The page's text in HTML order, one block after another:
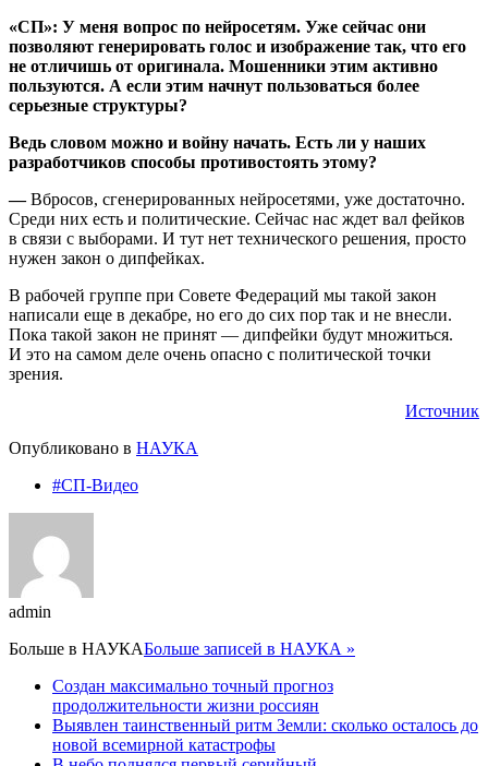
«СП»: У меня вопрос по нейросетям. Уже сейчас они
позволяют генерировать голос и изображение так, что его
не отличишь от оригинала. Мошенники этим активно
пользуются. А если этим начнут пользоваться более
серьезные структуры?
Ведь словом можно и войну начать. Есть ли у наших
разработчиков способы противостоять этому?
—Вбросов, сгенерированных нейросетями, уже достаточно.
Среди них есть и политические. Сейчас нас ждет вал фейков
в связи с выборами. И тут нет технического решения, просто
нужен закон о дипфейках.
В рабочей группе при Совете Федераций мы такой закон
написали еще в декабре, но его до сих пор так и не внесли.
Пока такой закон не принят — дипфейки будут множиться.
И это на самом деле очень опасно с политической точки
зрения.
Источник
Опубликовано в НАУКА
#СП-Видео
admin
Больше в НАУКАБольше записей в НАУКА »
Создан максимально точный прогноз
продолжительности жизни россиян
Выявлен таинственный ритм Земли: сколько осталось до
новой всемирной катастрофы